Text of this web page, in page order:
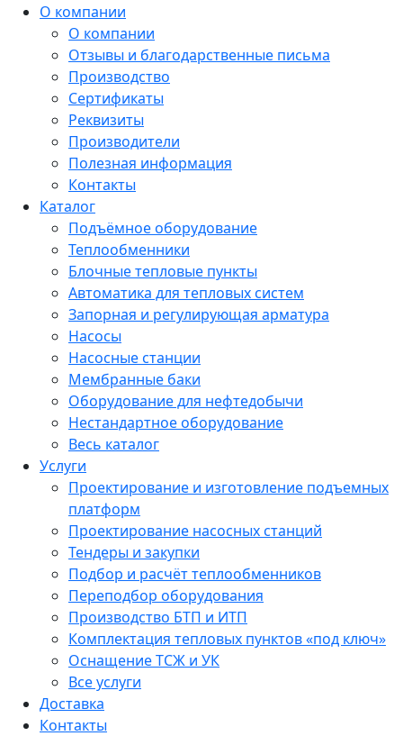
О компании
О компании
Отзывы и благодарственные письма
Производство
Сертификаты
Реквизиты
Производители
Полезная информация
Контакты
Каталог
Подъёмное оборудование
Теплообменники
Блочные тепловые пункты
Автоматика для тепловых систем
Запорная и регулирующая арматура
Насосы
Насосные станции
Мембранные баки
Оборудование для нефтедобычи
Нестандартное оборудование
Весь каталог
Услуги
Проектирование и изготовление подъемных
платформ
Проектирование насосных станций
Тендеры и закупки
Подбор и расчёт теплообменников
Переподбор оборудования
Производство БТП и ИТП
Комплектация тепловых пунктов «под ключ»
Оснащение ТСЖ и УК
Все услуги
Доставка
Контакты